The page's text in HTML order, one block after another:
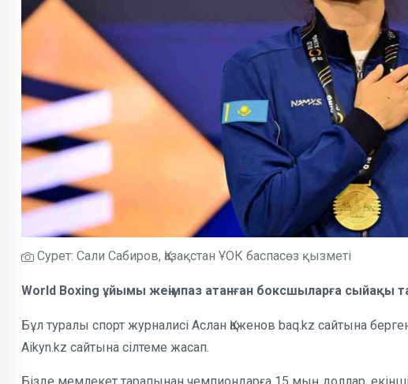
Сурет: Сали Сабиров, Қазақстан ҰОК баспасөз қызметі
World Boxing ұйымы жеңімпаз атанған боксшыларға сыйақы
Бұл туралы спорт журналисі Аслан Қаженов baq.kz сайтына
Aikyn.kz сайтына сілтеме жасап.